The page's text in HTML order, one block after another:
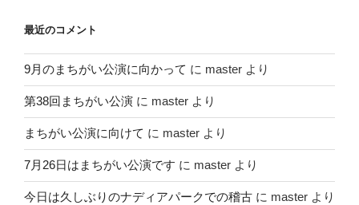
最近のコメント
9月のまちがい公演に向かって に master より
第38回まちがい公演 に master より
まちがい公演に向けて に master より
7月26日はまちがい公演です に master より
今日は久しぶりのナディアパークでの稽古 に master より